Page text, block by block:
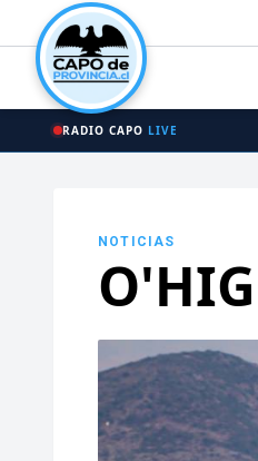
RADIO CAPO LIVE
NOTICIAS